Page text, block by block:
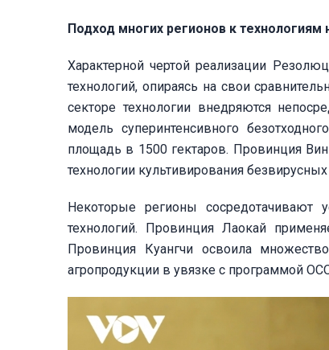
Подход многих регионов к
Характерной чертой реализации
технологий, опираясь на свои
секторе технологии внедряются
модель суперинтенсивного
площадь в 1500 гектаров. Провинция
технологии культивирования
Некоторые регионы
технологий. Провинция Лаокай
Провинция Куангчи освоила
агропродукции в увязке с программой